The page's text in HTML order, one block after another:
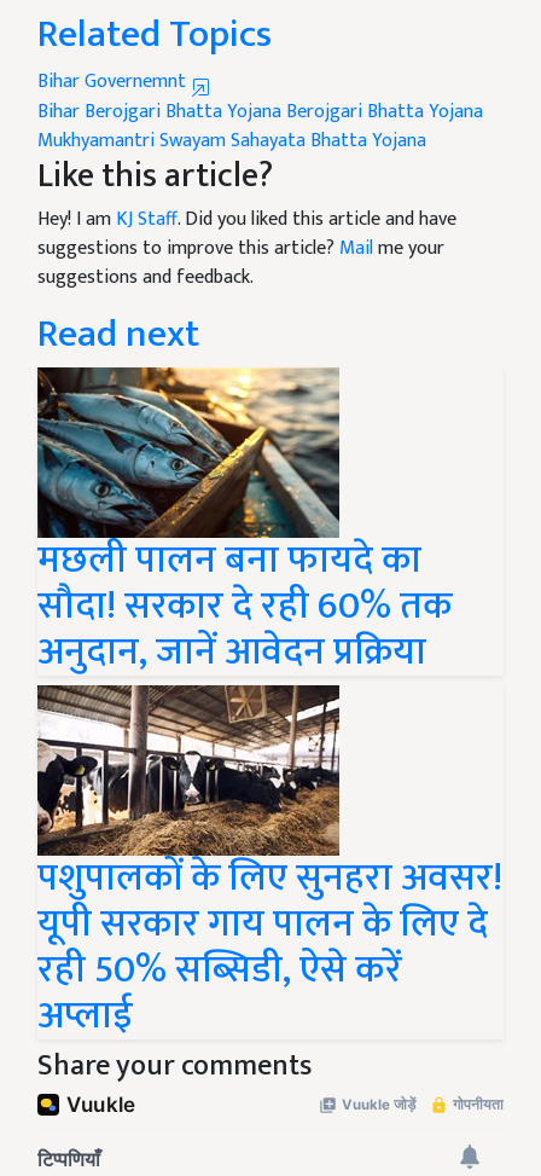
Related Topics
Bihar Governemnt
Bihar Berojgari Bhatta YojanaBerojgari Bhatta Yojana
Mukhyamantri Swayam Sahayata Bhatta Yojana
Like this article?
Hey! I amKJ Staff. Did you liked this article and have
suggestions to improve this article? Mailme your
suggestions and feedback.
Read next
मछली पालन बना फायदे का
सौदा! सरकार दे रही 60% तक
अनुदान, जानें आवेदन प्रक्रिया
पशुपालकों के लिए सुनहरा अवसर!
यूपी सरकार गाय पालन के लिए दे
रही 50% सब्सिडी, ऐसे करें
अप्लाई
Share your comments